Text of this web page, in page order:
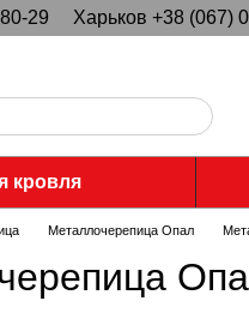
29 Харьков +38 (067)
кровля
Металлочерепица Опал